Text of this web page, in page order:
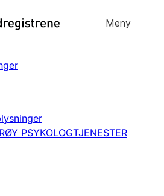
til
Meny
PSYKOLOGTJENESTER